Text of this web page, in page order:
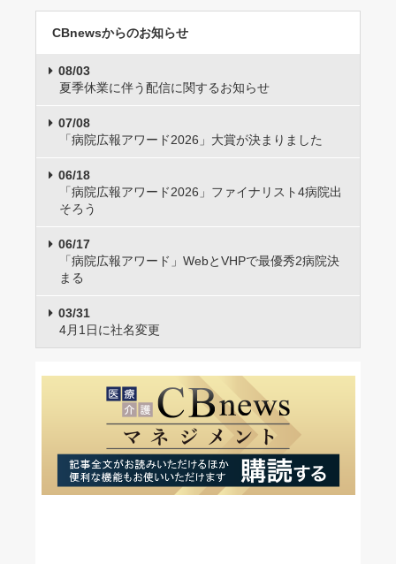
CBnewsからのお知らせ
08/03
夏季休業に伴う配信に関するお知らせ
07/08
「病院広報アワード2026」大賞が決まりました
06/18
「病院広報アワード2026」ファイナリスト4病院出
そろう
06/17
「病院広報アワード」WebとVHPで最優秀2病院決
まる
03/31
4月1日に社名変更